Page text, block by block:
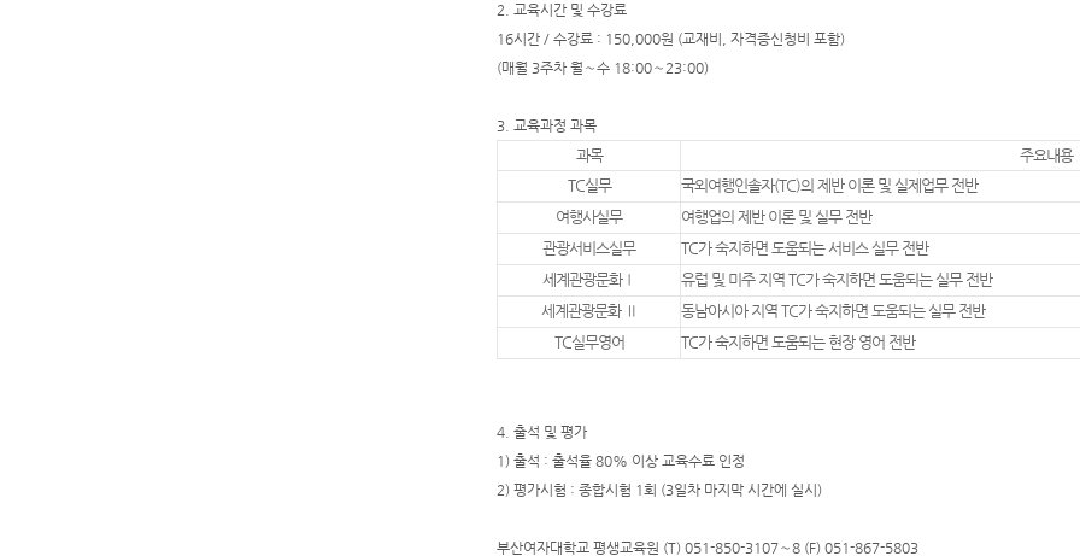
2. 교육시간 및 수강료
16시간 / 수강료 : 150,000원 (교재비, 자격증신청비 포함)
(매월 3주차 월∼수 18:00∼23:00)
3. 교육과정 과목
과목
주요내용
TC실무
국외여행인솔자(TC)의 제반 이론 및 실제업무 전반
여행사실무
여행업의 제반 이론 및 실무 전반
관광서비스실무
TC가 숙지하면 도움되는 서비스 실무 전반
세계관광문화Ⅰ
유럽 및 미주 지역 TC가 숙지하면 도움되는 실무 전반
세계관광문화 Ⅱ
동남아시아 지역 TC가 숙지하면 도움되는 실무 전반
TC실무영어
TC가 숙지하면 도움되는 현장 영어 전반
4. 출석 및 평가
1) 출석 : 출석율 80% 이상 교육수료 인정
2) 평가시험 : 종합시험 1회 (3일차 마지막 시간에 실시)
부산여자대학교 평생교육원 (T) 051-850-3107∼8 (F) 051-867-5803